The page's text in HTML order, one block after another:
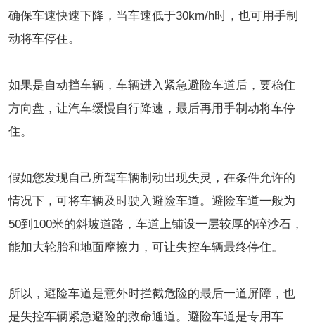
确保车速快速下降，当车速低于30km/h时，也可用手制
动将车停住。
如果是自动挡车辆，车辆进入紧急避险车道后，要稳住
方向盘，让汽车缓慢自行降速，最后再用手制动将车停
住。
假如您发现自己所驾车辆制动出现失灵，在条件允许的
情况下，可将车辆及时驶入避险车道。避险车道一般为
50到100米的斜坡道路，车道上铺设一层较厚的碎沙石，
能加大轮胎和地面摩擦力，可让失控车辆最终停住。
所以，避险车道是意外时拦截危险的最后一道屏障，也
是失控车辆紧急避险的救命通道。避险车道是专用车